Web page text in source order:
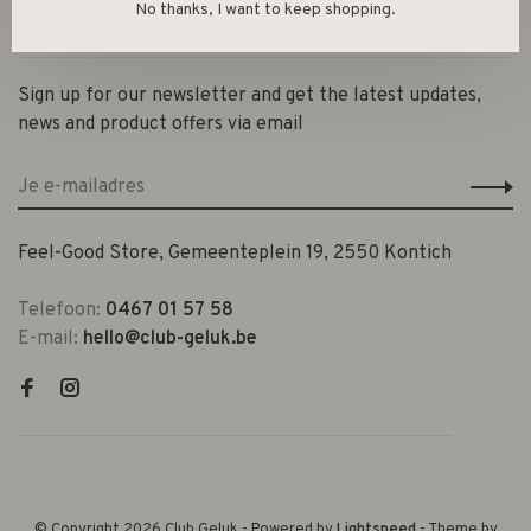
Contact en openingsuren
Sign up for our newsletter and get the latest updates,
news and product offers via email
Feel-Good Store, Gemeenteplein 19, 2550 Kontich
Telefoon: 0467 01 57 58
E-mail: hello@club-geluk.be
No thanks, I want to keep shopping.